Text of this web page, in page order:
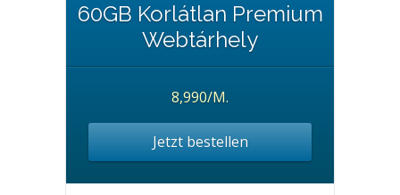
60GB Korlátlan Premium
Webtárhely
8,990/M.
Jetzt bestellen